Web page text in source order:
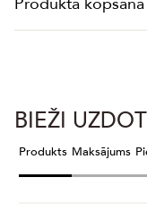
BIEŽI
Produkts Maksājums